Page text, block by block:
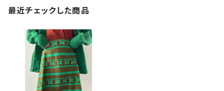
最近チェックした商品